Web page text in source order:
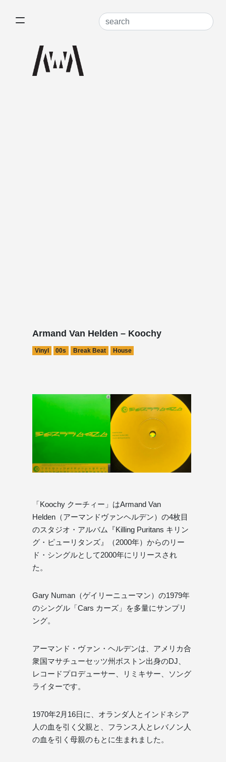
Armand Van Helden – Koochy
Vinyl 00s Break Beat House
「Koochy クーチィー」はArmand Van
Helden（アーマンドヴァンヘルデン）の4枚目
のスタジオ・アルバム『Killing Puritans キリン
グ・ピューリタンズ』（2000年）からのリー
ド・シングルとして2000年にリリースされ
た。
Gary Numan（ゲイリーニューマン）の1979年
のシングル「Cars カーズ」を多量にサンプリ
ング。
アーマンド・ヴァン・ヘルデンは、アメリカ合
衆国マサチューセッツ州ボストン出身のDJ、
レコードプロデューサー、リミキサー、ソング
ライターです。
1970年2月16日に、オランダ人とインドネシア
人の血を引く父親と、フランス人とレバノン人
の血を引く母親のもとに生まれました。